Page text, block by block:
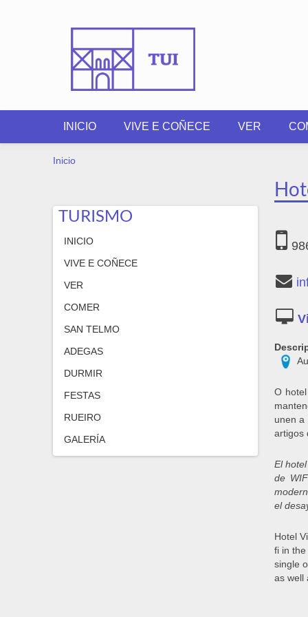
INICIO VIVE E COÑECE VER
VOSTEDE ESTÁ AQUÍ
Inicio
TURISMO
INICIO
VIVE E COÑECE
VER
COMER
SAN TELMO
ADEGAS
DURMIR
FESTAS
RUEIRO
GALERÍA
O
unen a
artigos
El
de
el
Hotel
fi in
single
as well